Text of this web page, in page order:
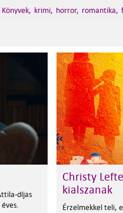
krimi, horror, romantika,
díjas
Christy
kialszanak
Érzelmekkel teli,